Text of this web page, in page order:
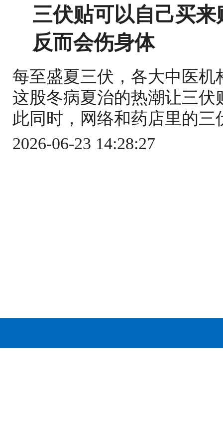
三伏贴可以自己买
反而会伤身体
每至盛夏三伏，各大中医
这股冬病夏治的热潮让三
此同时，网络和药店里的
2026-06-23 14:28:27